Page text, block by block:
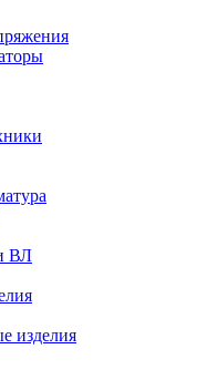
ВЛ
изделия